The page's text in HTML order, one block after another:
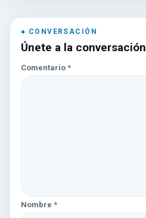
Únete a la conversación
Comentario *
Nombre *